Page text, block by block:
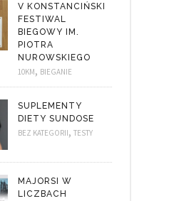
V KONSTANCIŃSKI
FESTIWAL
BIEGOWY IM.
PIOTRA
NUROWSKIEGO
10KM, BIEGANIE
SUPLEMENTY
DIETY SUNDOSE
BEZ KATEGORII, TESTY
MAJORSI W
LICZBACH